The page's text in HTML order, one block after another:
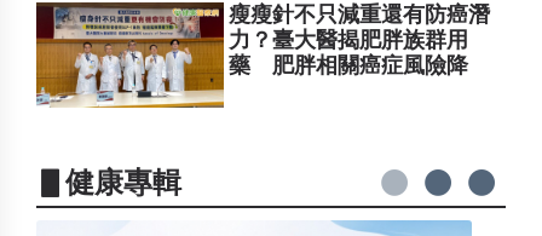
瘦瘦針不只減重還有防癌潛
力？臺大醫揭肥胖族群用
藥 肥胖相關癌症風險降
▋健康專輯